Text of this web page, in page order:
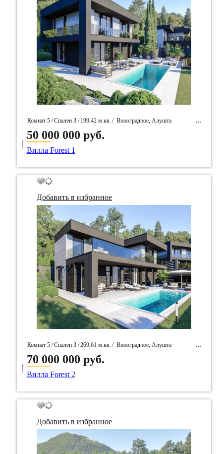
Комнат 5 /Спален 3 / 199,42 м.кв. / Виноградное, Алушта
/ Идентификатор собственность 96565
50 000 000 руб.
____
Вилла Forest 1
Добавить в избранное
Комнат 5 /Спален 3 /269,61 м.кв. / Виноградное, Алушта
/ Идентификатор собственность 96552
70 000 000 руб.
____
Вилла Forest 2
Добавить в избранное